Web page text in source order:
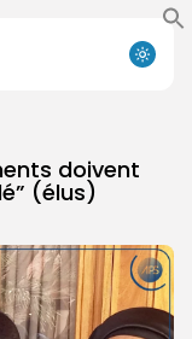
doivent
(élus)